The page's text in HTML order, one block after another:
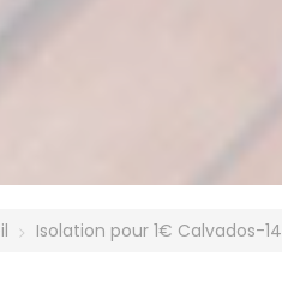
Isolation pour 1€ Calvados-14